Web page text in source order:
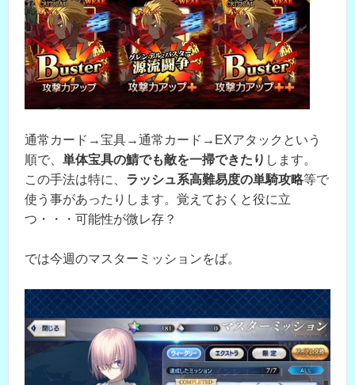
通常カード→宝具→通常カード→EXアタックという
順で、 単体宝具の鯖でも敵を一掃できたり します。
この手法は特に、 ラッシュ系高難易度の単騎攻略等で
使う事があったりします。覚えておくと役に立
つ・・・可能性が微レ存？
では今週のマスターミッションをば。